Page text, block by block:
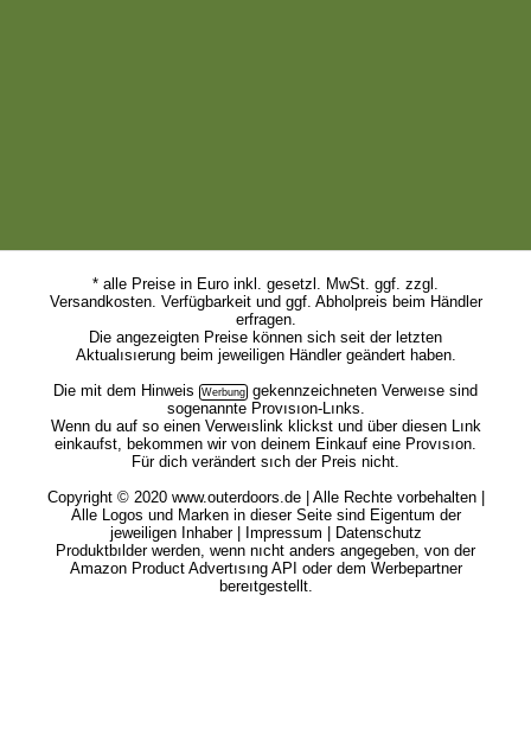
* alle Preise in Euro inkl. gesetzl. MwSt. ggf. zzgl.
Versandkosten. Verfügbarkeit und ggf. Abholpreis beim Händler
erfragen.
Die angezeigten Preise können sich seit der letzten
Aktualısıerung beim jeweiligen Händler geändert haben.
Die mit dem Hinweis
gekennzeichneten Verweıse sind
sogenannte Provısıon-Lınks.
Wenn du auf so einen Verweıslink klickst und über diesen Lınk
einkaufst, bekommen wir von deinem Einkauf eine Provısıon.
Für dich verändert sıch der Preis nicht.
Copyright © 2020 www.outerdoors.de | Alle Rechte vorbehalten |
Alle Logos und Marken in dieser Seite sind Eigentum der
jeweiligen Inhaber |
Impressum
Datenschutz
Produktbılder werden, wenn nıcht anders angegeben, von der
Amazon Product Advertısıng API oder dem Werbepartner
bereıtgestellt.